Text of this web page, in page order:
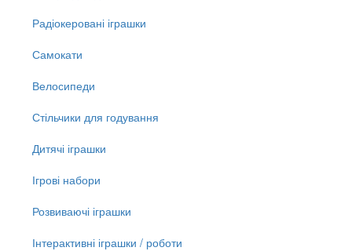
Радіокеровані іграшки
Самокати
Велосипеди
Стільчики для годування
Дитячі іграшки
Ігрові набори
Розвиваючі іграшки
Інтерактивні іграшки / роботи